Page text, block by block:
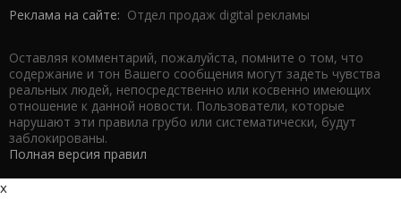
Реклама на сайте: Отдел продаж digital рекламы
Оставляя комментарий, пожалуйста, помните о том, что
содержание и тон Вашего сообщения могут задеть чувства
реальных людей, непосредственно или косвенно имеющих
отношение к данной новости. Пользователи, которые
нарушают эти правила грубо или систематически, будут
заблокированы.
Полная версия правил
x